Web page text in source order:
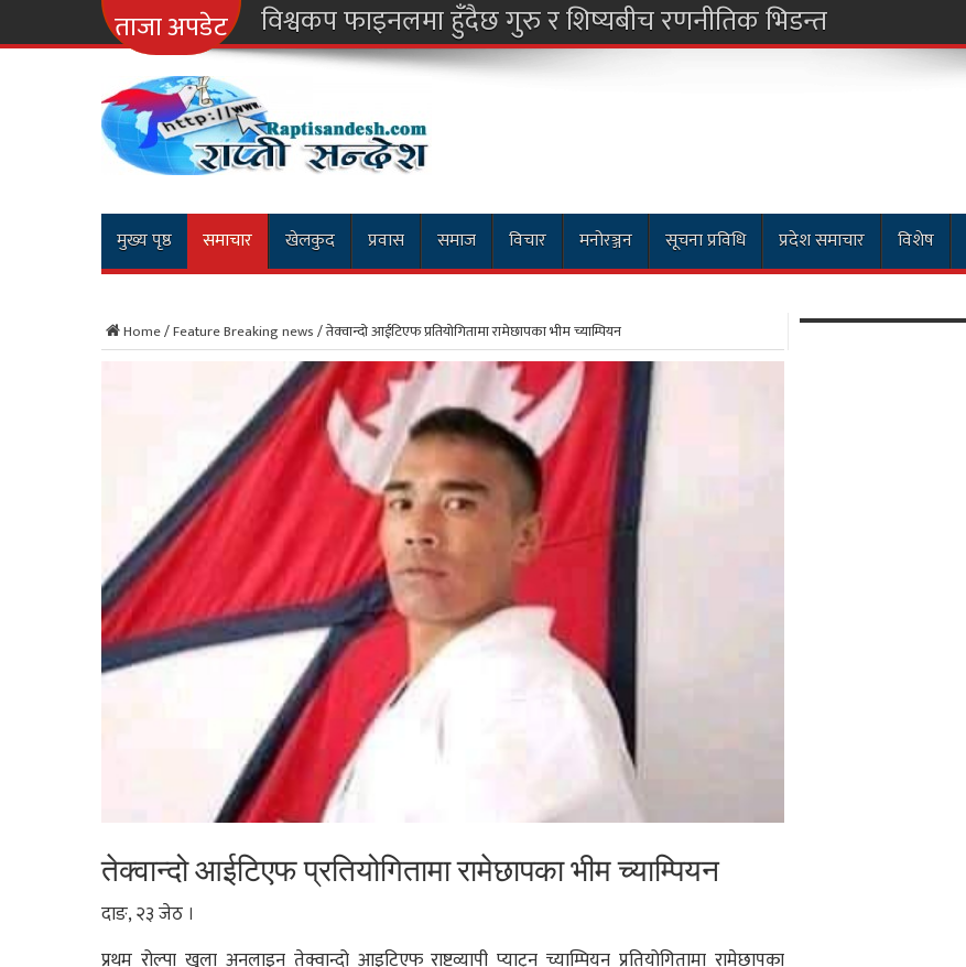
ताजा अपडेट ना
मुख्य पृष्ठ समाचार खेलकुद प्रवास समाज विचार मनोरञ्जन सूचना प्रविधि प्रदेश समाचार विशेष
Home/Feature Breaking news/तेक्वान्दो आईटिएफ प्रतियोगितामा रामेछापका भीम च्याम्पियन
तेक्वान्दो आईटिएफ प्रतियोगितामा रामेछापका भीम च्याम्पियन
दाङ, २३ जेठ ।
प्रथम रोल्पा खुला अनलाइन तेक्वान्दो आइटिएफ राष्ट्रव्यापी प्याट्रन च्याम्पियन प्रतियोगितामा रामेछापका